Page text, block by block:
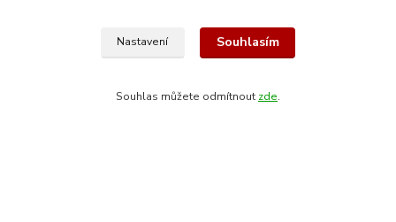
Nastavení Souhlasím
Souhlas můžete odmítnout zde.